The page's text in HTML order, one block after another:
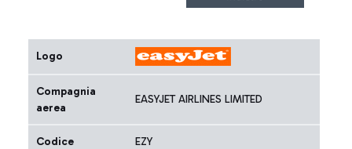
Logo
Compagnia
aerea
EASYJET AIRLINES LIMITED
Codice EZY